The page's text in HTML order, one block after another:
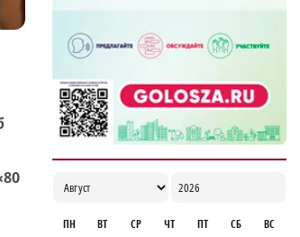
ПН ВТ СР ЧТ ПТ СБ ВС